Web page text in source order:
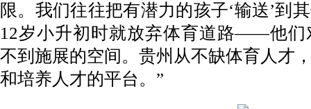
限。我们往往把有潜力的孩子‘输送’到
12岁小升初时就放弃体育道路——他们
不到施展的空间。贵州从不缺体育人才
和培养人才的平台。”